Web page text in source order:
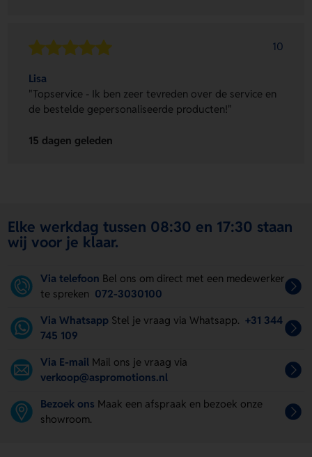
10
Lisa
"Topservice - Ik ben zeer tevreden over de service en
de bestelde gepersonaliseerde producten!"
15 dagen geleden
Elke werkdag tussen 08:30 en 17:30 staan
wij voor je klaar.
Via telefoon Bel ons om direct met een medewerker
te spreken 072-3030100
Via Whatsapp Stel je vraag via Whatsapp. +31 344
745 109
Via E-mail Mail ons je vraag via
verkoop@aspromotions.nl
Bezoek ons Maak een afspraak en bezoek onze
showroom.